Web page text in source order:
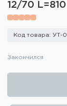
Кобуры и
Сумки и
12/70
Код товара: УТ-
Закончился